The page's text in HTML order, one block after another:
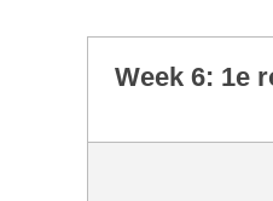
Week 6: 1e